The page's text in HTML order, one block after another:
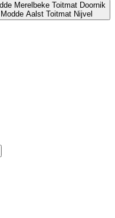
Merelbeke Toitmat Doornik
Modde Aalst Toitmat Nijvel